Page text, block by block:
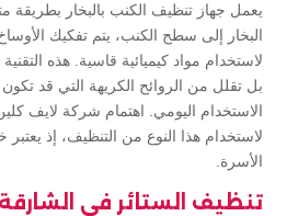
يعمل جهاز تنظيف الكنب بالبخار بطريقة
البخار إلى سطح الكنب، يتم تفكيك
لاستخدام مواد كيميائية قاسية. هذه
بل تقلل من الروائح الكريهة التي قد تكون
الاستخدام اليومي. اهتمام شركة لايف
لاستخدام هذا النوع من التنظيف، إذ يعتبر
الأسرة.
تنظيف الستائر في الشارقة